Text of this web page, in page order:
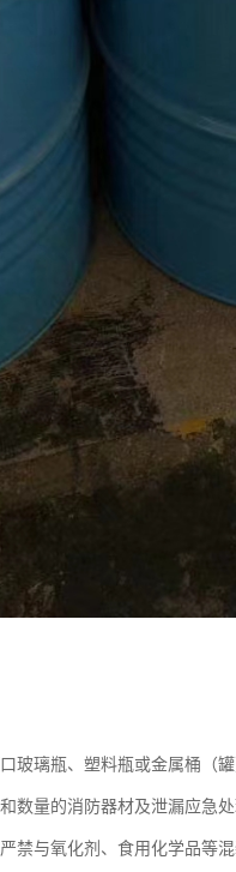
玻璃瓶、塑料瓶或金属桶（罐
数量的消防器材及泄漏应急
禁与氧化剂、食用化学品等